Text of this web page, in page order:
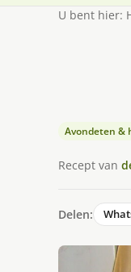
U bent hier:
Avondeten &
Recept van
Delen: